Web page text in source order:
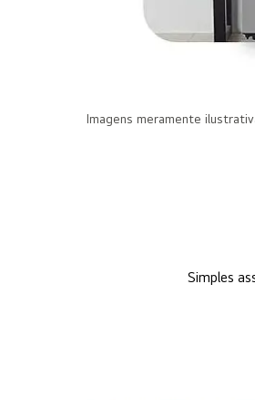
Imagens meramente
Simples